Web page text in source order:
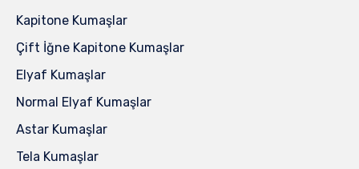
Kapitone Kumaşlar
Çift İğne Kapitone Kumaşlar
Elyaf Kumaşlar
Normal Elyaf Kumaşlar
Astar Kumaşlar
Tela Kumaşlar